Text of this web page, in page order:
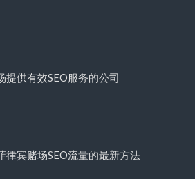
提供有效SEO服务的公司
律宾赌场SEO流量的最新方法